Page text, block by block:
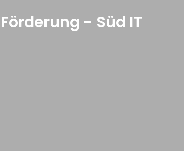
Förderung - Süd IT